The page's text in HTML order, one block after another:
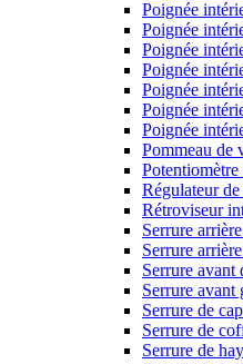
Poignée
Poignée
Poignée
Poignée
Poignée
Poignée
Poignée
Pommeau de
Potentiomètre
Régulateur de
Rétroviseur
Serrure
Serrure
Serrure avant
Serrure avant
Serrure de
Serrure de
Serrure de